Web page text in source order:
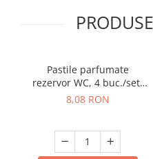
Suporturi si servetele
Tavi copt
Termosuri si cani termos
Tirbusoane si dopuri
Suporturi si accesorii de baie
Pastile parfumate
rezervor WC, 4 buc./set,
50 gr
8,08 RON